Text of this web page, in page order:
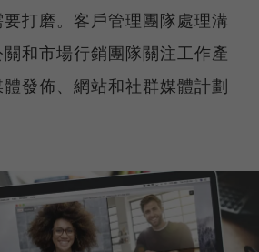
打磨。客戶管理團隊處理溝
和市場行銷團隊關注工作產
發佈、網站和社群媒體計劃